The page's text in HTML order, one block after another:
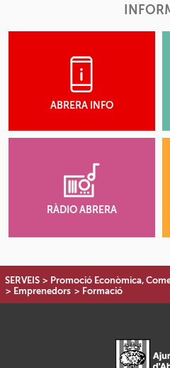
ABRERA INFO
RÀDIO ABRERA
SERVEIS > Promoció Econòmica,
> Emprenedors > Formació